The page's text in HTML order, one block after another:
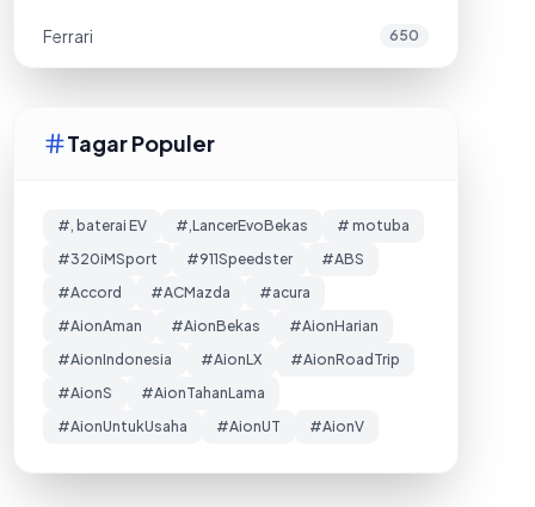
Ferrari 650
Tagar Populer
#, baterai EV #,LancerEvoBekas
# motuba
#320iMSport
#911Speedster
#ABS
#Accord
#ACMazda
#acura
#AionAman
#AionBekas
#AionHarian
#AionIndonesia
#AionLX
#AionRoadTrip
#AionS
#AionTahanLama
#AionUntukUsaha
#AionUT #AionV